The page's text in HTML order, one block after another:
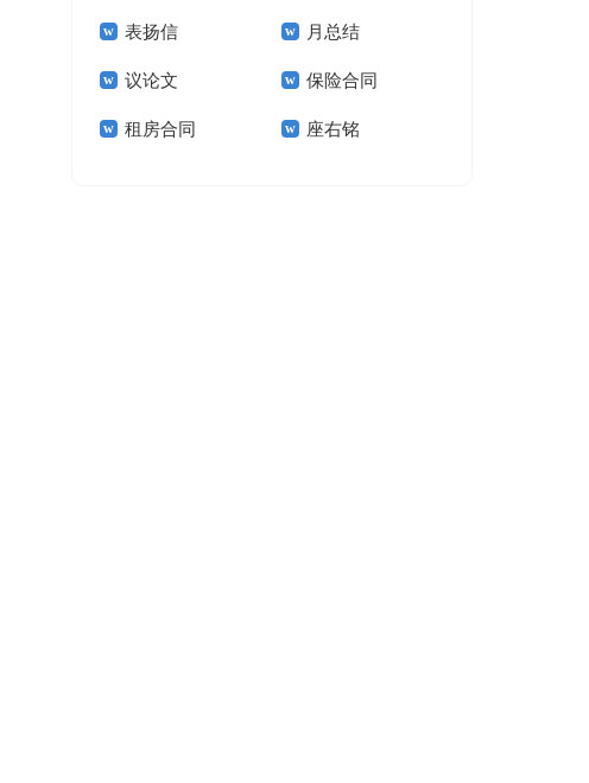
报告模板集锦十篇 告(汇编15篇)
表扬信 月总结
议论文 保险合同
租房合同 座右铭